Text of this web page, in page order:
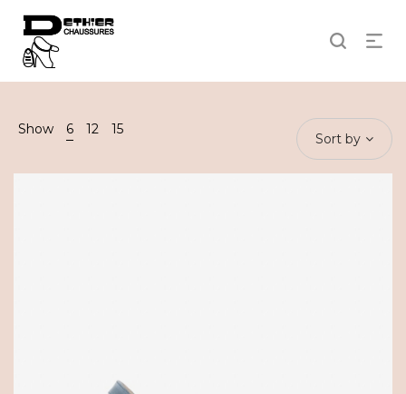
Show 6 12 15
Sort by